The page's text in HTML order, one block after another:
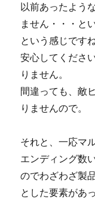
以前あったよう
ません・・・と
という感じですね
安心してくださ
りません。
間違っても、敵
りませんので。
それと、一応マ
エンディング数
のでわざわざ製
とした要素があ